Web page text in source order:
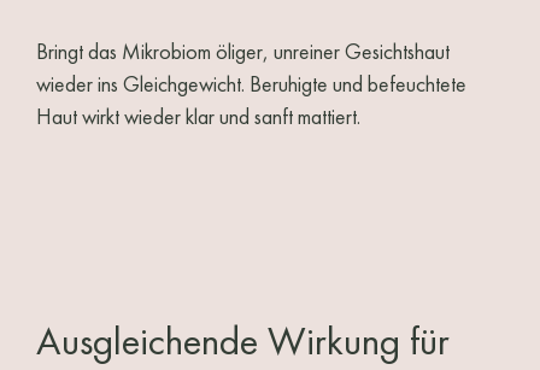
Bringt das Mikrobiom öliger, unreiner Gesichtshaut
wieder ins Gleichgewicht. Beruhigte und befeuchtete
Haut wirkt wieder klar und sanft mattiert.
Ausgleichende Wirkung für